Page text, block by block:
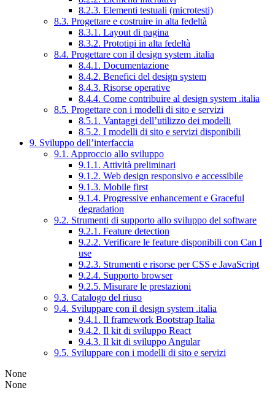
8.2.3. Elementi testuali (microtesti)
8.3. Progettare e costruire in alta fedeltà
8.3.1. Layout di pagina
8.3.2. Prototipi in alta fedeltà
8.4. Progettare con il design system .italia
8.4.1. Documentazione
8.4.2. Benefici del design system
8.4.3. Risorse operative
8.4.4. Come contribuire al design system .italia
8.5. Progettare con i modelli di sito e servizi
8.5.1. Vantaggi dell’utilizzo dei modelli
8.5.2. I modelli di sito e servizi disponibili
9. Sviluppo dell’interfaccia
9.1. Approccio allo sviluppo
9.1.1. Attività preliminari
9.1.2. Web design responsivo e accessibile
9.1.3. Mobile first
9.1.4. Progressive enhancement e Graceful
degradation
9.2. Strumenti di supporto allo sviluppo del software
9.2.1. Feature detection
9.2.2. Verificare le feature disponibili con Can I
use
9.2.3. Strumenti e risorse per CSS e JavaScript
9.2.4. Supporto browser
9.2.5. Misurare le prestazioni
9.3. Catalogo del riuso
9.4. Sviluppare con il design system .italia
9.4.1. Il framework Bootstrap Italia
9.4.2. Il kit di sviluppo React
9.4.3. Il kit di sviluppo Angular
9.5. Sviluppare con i modelli di sito e servizi
None
None